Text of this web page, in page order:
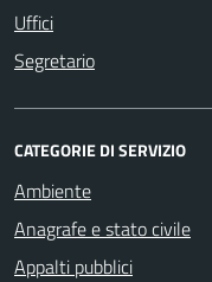
Uffici
Segretario
CATEGORIE DI SERVIZIO
Ambiente
Anagrafe e stato civile
Appalti pubblici